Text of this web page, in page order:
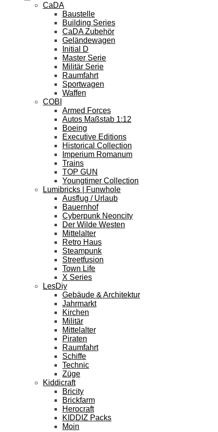
CaDA
Baustelle
Building Series
CaDA Zubehör
Geländewagen
Initial D
Master Serie
Militär Serie
Raumfahrt
Sportwagen
Waffen
COBI
Armed Forces
Autos Maßstab 1:12
Boeing
Executive Editions
Historical Collection
Imperium Romanum
Trains
TOP GUN
Youngtimer Collection
Lumibricks | Funwhole
Ausflug / Urlaub
Bauernhof
Cyberpunk Neoncity
Der Wilde Westen
Mittelalter
Retro Haus
Steampunk
Streetfusion
Town Life
X Series
LesDiy
Gebäude & Architektur
Jahrmarkt
Kirchen
Militär
Mittelalter
Piraten
Raumfahrt
Schiffe
Technic
Züge
Kiddicraft
Bricity
Brickfarm
Herocraft
KIDDIZ Packs
Moin